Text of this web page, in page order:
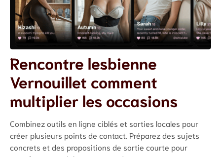
Rencontre lesbienne
Vernouillet comment
multiplier les occasions
Combinez outils en ligne ciblés et sorties locales pour
créer plusieurs points de contact. Préparez des sujets
concrets et des propositions de sortie courte pour